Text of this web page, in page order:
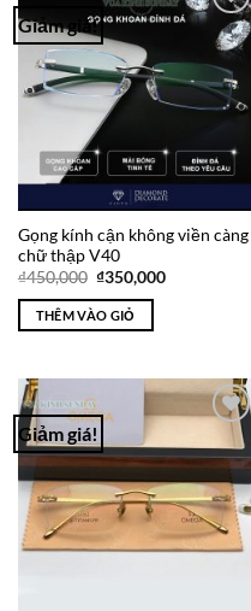
Giảm giá!
Add to
Wishlist
Gọng kính cận không viền càng
chữ thập V40
₫450,000 Giá
là:
₫450,000.
₫350,000Giá
THÊM VÀO GIỎ
Giảm giá!
Wishlist